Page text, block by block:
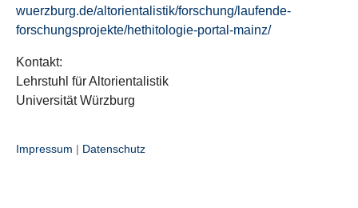
wuerzburg.de/altorientalistik/forschung/laufende-
forschungsprojekte/hethitologie-portal-mainz/
Kontakt:
Lehrstuhl für Altorientalistik
Universität Würzburg
Impressum | Datenschutz